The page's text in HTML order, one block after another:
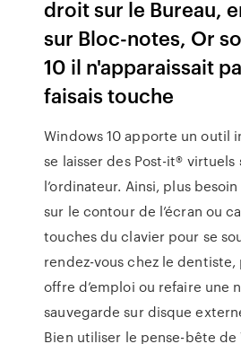
droit sur le Bureau,
sur Bloc-notes, Or
10 il n'apparaissait
faisais touche
Windows 10 apporte un outil
se laisser des Post-it® virtuels
l’ordinateur. Ainsi, plus
sur le contour de l’écran ou
touches du clavier pour se
rendez-vous chez le dentiste,
offre d’emploi ou refaire une
sauvegarde sur disque
Bien utiliser le pense-bête de